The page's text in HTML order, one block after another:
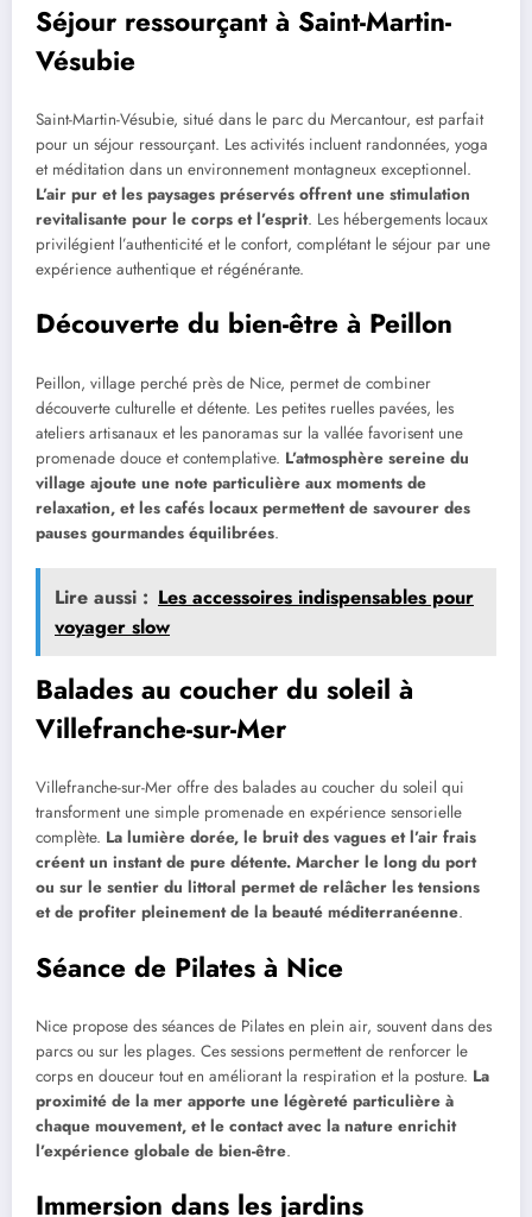
Séjour ressourçant à Saint-Martin-
Vésubie
Saint-Martin-Vésubie, situé dans le parc du Mercantour, est parfait
pour un séjour ressourçant. Les activités incluent randonnées, yoga
et méditation dans un environnement montagneux exceptionnel.
L’air pur et les paysages préservés offrent une stimulation
revitalisante pour le corps et l’esprit. Les hébergements locaux
privilégient l’authenticité et le confort, complétant le séjour par une
expérience authentique et régénérante.
Découverte du bien-être à Peillon
Peillon, village perché près de Nice, permet de combiner
découverte culturelle et détente. Les petites ruelles pavées, les
ateliers artisanaux et les panoramas sur la vallée favorisent une
promenade douce et contemplative. L’atmosphère sereine du
village ajoute une note particulière aux moments de
relaxation, et les cafés locaux permettent de savourer des
pauses gourmandes équilibrées.
Lire aussi : Les accessoires indispensables pour
voyager slow
Balades au coucher du soleil à
Villefranche-sur-Mer
Villefranche-sur-Mer offre des balades au coucher du soleil qui
transforment une simple promenade en expérience sensorielle
complète. La lumière dorée, le bruit des vagues et l’air frais
créent un instant de pure détente. Marcher le long du port
ou sur le sentier du littoral permet de relâcher les tensions
et de profiter pleinement de la beauté méditerranéenne.
Séance de Pilates à Nice
Nice propose des séances de Pilates en plein air, souvent dans des
parcs ou sur les plages. Ces sessions permettent de renforcer le
corps en douceur tout en améliorant la respiration et la posture. La
proximité de la mer apporte une légèreté particulière à
chaque mouvement, et le contact avec la nature enrichit
l’expérience globale de bien-être.
Immersion dans les jardins